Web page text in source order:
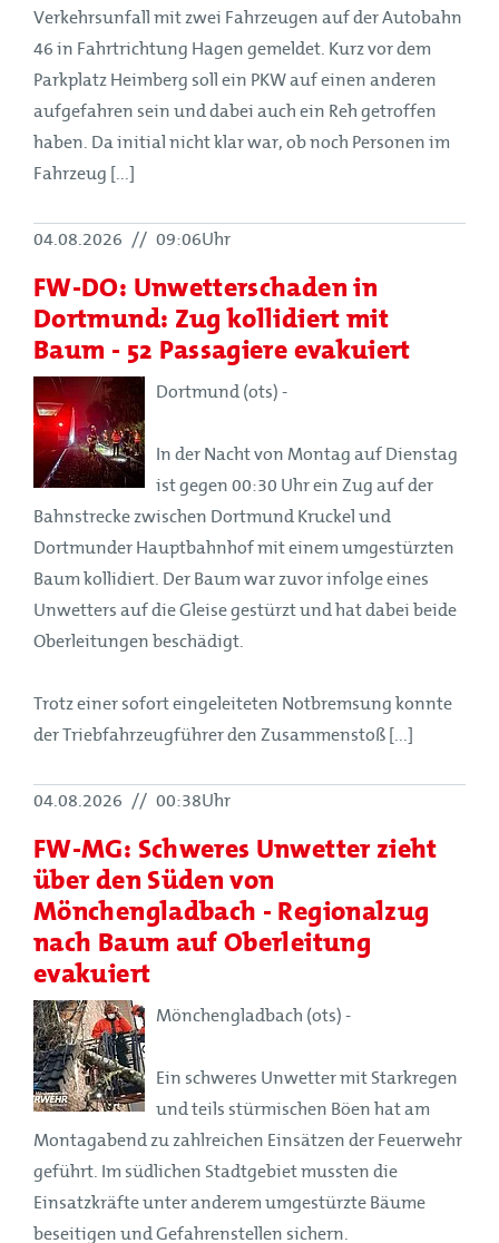
Verkehrsunfall mit zwei Fahrzeugen auf der Autobahn
46 in Fahrtrichtung Hagen gemeldet. Kurz vor dem
Parkplatz Heimberg soll ein PKW auf einen anderen
aufgefahren sein und dabei auch ein Reh getroffen
haben. Da initial nicht klar war, ob noch Personen im
Fahrzeug [...]
04.08.2026 // 09:06Uhr
FW-DO: Unwetterschaden in
Dortmund: Zug kollidiert mit
Baum - 52 Passagiere evakuiert
Dortmund (ots) -
In der Nacht von Montag auf Dienstag
ist gegen 00:30 Uhr ein Zug auf der
Bahnstrecke zwischen Dortmund Kruckel und
Dortmunder Hauptbahnhof mit einem umgestürzten
Baum kollidiert. Der Baum war zuvor infolge eines
Unwetters auf die Gleise gestürzt und hat dabei beide
Oberleitungen beschädigt.
Trotz einer sofort eingeleiteten Notbremsung konnte
der Triebfahrzeugführer den Zusammenstoß [...]
04.08.2026 // 00:38Uhr
FW-MG: Schweres Unwetter zieht
über den Süden von
Mönchengladbach - Regionalzug
nach Baum auf Oberleitung
evakuiert
Mönchengladbach (ots) -
Ein schweres Unwetter mit Starkregen
und teils stürmischen Böen hat am
Montagabend zu zahlreichen Einsätzen der Feuerwehr
geführt. Im südlichen Stadtgebiet mussten die
Einsatzkräfte unter anderem umgestürzte Bäume
beseitigen und Gefahrenstellen sichern.